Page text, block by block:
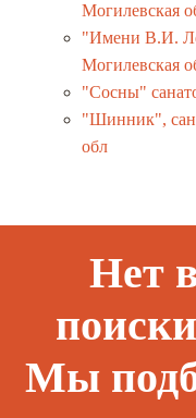
Могилевская
"Имени В.И.
Могилевская
"Сосны"
"Шинник",
обл
Нет
Мы